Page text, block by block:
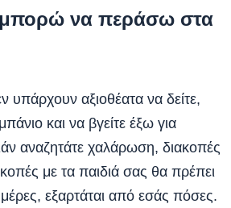
μπορώ να περάσω στα
υπάρχουν αξιοθέατα να δείτε,
και να βγείτε έξω για
αναζητάτε χαλάρωση, διακοπές
με τα παιδιά σας θα πρέπει
μέρες, εξαρτάται από εσάς πόσες.